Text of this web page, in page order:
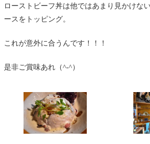
ローストビーフ丼は他ではあまり見かけな
ースをトッピング。
これが意外に合うんです！！！
是非ご賞味あれ（^-^）